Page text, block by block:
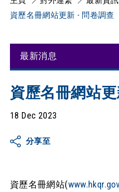
資歷名冊網站更新 - 問卷調查
最新消息
資歷名冊網站
18 Dec 2023
分享至
資歷名冊網站(